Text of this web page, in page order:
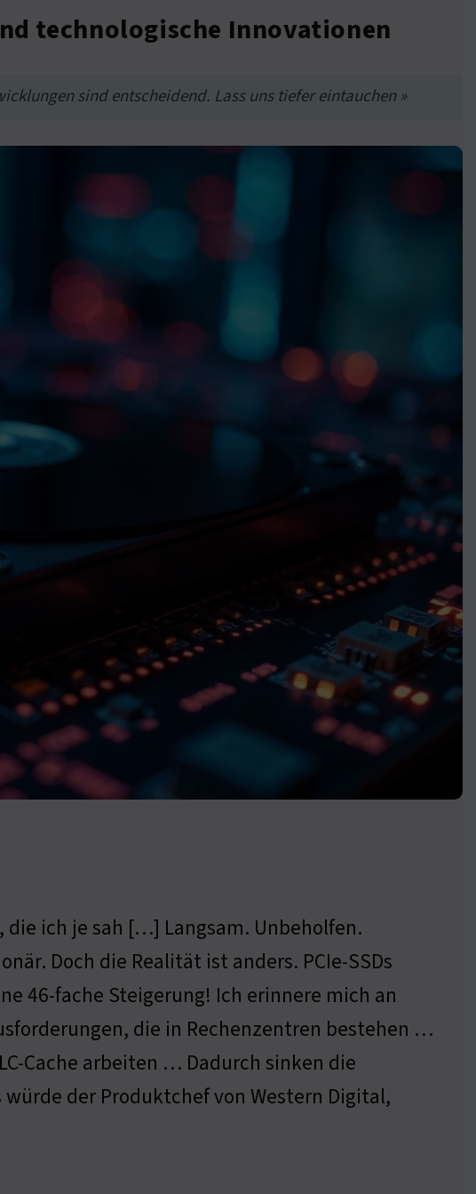
technologische Innovationen
sind entscheidend. Lass uns tiefer eintauchen »
ich je sah […] Langsam. Unbeholfen.
Doch die Realität ist anders. PCIe-SSDs
46-fache Steigerung! Ich erinnere mich an
die in Rechenzentren bestehen …
Cache arbeiten … Dadurch sinken die
der Produktchef von Western Digital,